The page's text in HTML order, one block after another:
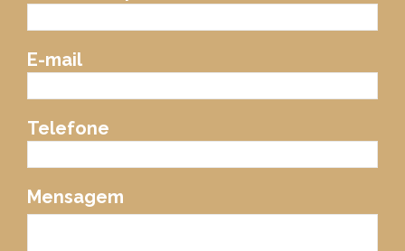
E-mail
Telefone
Mensagem